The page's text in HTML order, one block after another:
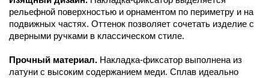
рельефной поверхностью и орнаментом по периметру и на
подвижных частях. Оттенок позволяет сочетать изделие с
дверными ручками в классическом стиле.
Прочный материал. Накладка-фиксатор выполнена из
латуни с высоким содержанием меди. Сплав идеально